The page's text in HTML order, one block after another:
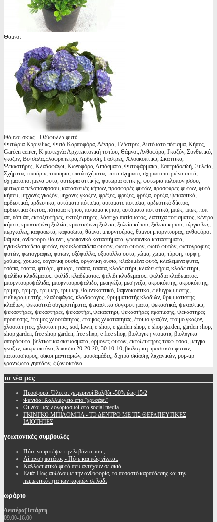
Θάμνοι
Θάμνοι σκιάς - Οξύφυλλα φυτά
Φυτώρια Κορινθίας, Φυτά Καρποφόρα, Δέντρα, Γλάστρες, Αυτόματο πότισμα, Κήπος,
Garden center, Κηποτεχνία Αρχιτεκτονική τοπίου, Θάμνοι, Ανθοφόρα, Γκαζόν, Συνθετικό,
γκαζόν, Βότσαλα,Ελαφρόπετρα, Αρδευση, Γάστρες, Χλοοκοπτικά, Σκαπτικά,
Ψεκαστήρες, Κλαδοφάγοι, Κωνοφόρα, Λιπάσματα, Φυτοφάρμακα, Εσπεριδοειδή, Ξυλεία,
Σχήματα, τοπιάρια, τοπιαρια, φυτά σχήματα, φυτα σχηματα, σχηματοποιημένα φυτά,
σχηματοποιημενα φυτα, φυτώρια αττικής, φυτωρια αττικης, φυτωρια πελοπονησσου,
φυτωρια πελοπονησσου, κατασκευές κήπων, προσφορές φυτών, προσφορες φυτων, φυτά
κήπου, μηχανές γκαζόν, μηχανες γκαζον, φρέζες, φρεζες, φρέζα, φρεζα, ψεκαστικά,
αρδευτικά, αρδευτικα, αυτόματο πότισμα, αυτοματο ποτισμα, αρδευτικά δίκτυα,
αρδευτικα δικτυα, πότισμα κήπου, ποτισμα κηπου, αυτόματα ποτιστικά, μπέκ, μπεκ, ποπ
απ, πόπ άπ, εκτοξευτήρες, εκτοξευτηρες, λάστιχα ποτίσματος, λαστιχα ποτισματος, κέντρα
κήπου, εμποτισμένη ξυλεία, εμποτισμενη ξυλεια, ξυλεία κήπου, ξυλεια κηπου, πέργκολες,
περγκολες, καφασωτά, καφασωτα, θάμνοι μπορντούρας, θαμνοι μπορντουρας, ανθοφόροι
θάμνοι, ανθοφοροι θαμνοι, γεωπονικά καταστήματα, γεωπονικα καταστηματα,
εγκυκλοπαίδεια φυτών, εγκυκλοπαιδεια φυτών, φωτο φυτων, φωτό φυτών, φωτογραφίες
φυτών, φωτογραφιες φυτων, οξύφυλλα, οξυφυλλα φυτα, χώμα, χωμα, τύρφη, τυρφη,
χούμος, χουμος, οργανική ουσία, οργανικη ουσια, κλαδεμένα φυτά, κλαδεμενα φυτα,
τσάπα, τσαπα, φτυάρι, φτυαρι, τσάπα, τσαπα, κλαδευτήρι, κλαδευτήρια, κλαδευτηρι,
ψαλίδια κλαδέματος, ψαλίδι κλαδέματος, ψαλιδι κλαδεματος, ψαλιδια κλαδεματος,
μπορντουροψάλιδα, μπορντουροψαλιδο, μεσηνέζα, μεσηνεζα, ακροκόπτης, ακροκόπτης,
τρίμερ, τριμερ, τρίμμερ, τριμμερ, θαμνοκοπτικό, θαμνοκοπτικο, ευθυγραμμιστης,
ευθυγραμμιστής, κλαδοφάγος, κλαδοφαγος, θρυμματιστής κλαδιών, θρυμματιστης
κλαδιων, ψεκαστικά συγκροτήματα, ψεκαστικα συγκροτηματα, ψεκαστικά, ψεκαστικα,
ψεκαστήρες, ψεκαστηρες, ψεκαστήρι, ψεκαστηρι, ψεκαστήρες προπίεσης, ψεκαστηρες
προπιεσης, έτοιμος χλοοτάπητας, ετοιμος χλοοταπητας, έτοιμο γκαζόν, ετοιμο γκαζον,
χλοοτάπητας, χλοοταπητας, sod, lawn, e shop, e garden shop, e shop garden, garden shop,
shop garden, free shop garden, free shop, e free shop, βιολογικη ντοματα, βιολογικα
σπορόφυτα, βελτιωτικα σκευασματα, ορμονες φυτων, εκτοξευτηρες τσαφ-τσαφ, μειγμα
γκαζον, ακαρεοκτόνα, λιπασμα 20-20-20, 30-10-10, βιολογικη προστασία φυτων,
πατατοσπορος, σακοι μανιταριών, μουσαμάδες, διχτυά σκίασης λαχανικών, pop-up
γραναζωτα γηπέδων, ζιζανιοκτόνα
τα νέα μας
Προσφορά: Όλοι οι χειμερινοί Βολβόι -50% έως 15/2
Φειγιόα: Καλλιέργεια απο ''χρυσάφι''
Oι νέοι μας λογαριασμοί στα social media
ΓΚΙΝΓΚΟ ΜΠΙΛΟΜΠΑ - ΤΟ ΔΕΝΤΡΟ ΜΕ ΤΙΣ ΘΕΡΑΠΕΥΤΙΚΕΣ
ΙΔΙΟΤΗΤΕΣ
γεωπονικές συμβουλές
Πότε να φυτέψω την λεβάντα μου ;
Λίπανση πατάτας - Πότε και πώς γίνεται.
Καλλωπιστικά φυτά που αντέχουν σε σκιά.
Ελιά: Πως αυξάνουμε την ανθοφορία, το ποσοστό καρπόδεσης και την
περιεκτικότητα των καρπών σε λάδι
ωράριο
Δευτέρα|Τετάρτη
09:00-16:00